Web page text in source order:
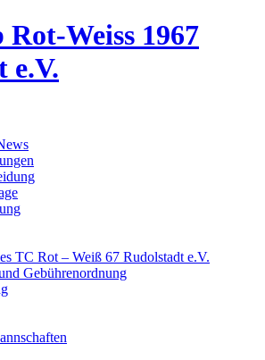
Rot-Weiss 1967
e.V.
TC Rot – Weiß 67 Rudolstadt e.V.
Gebührenordnung